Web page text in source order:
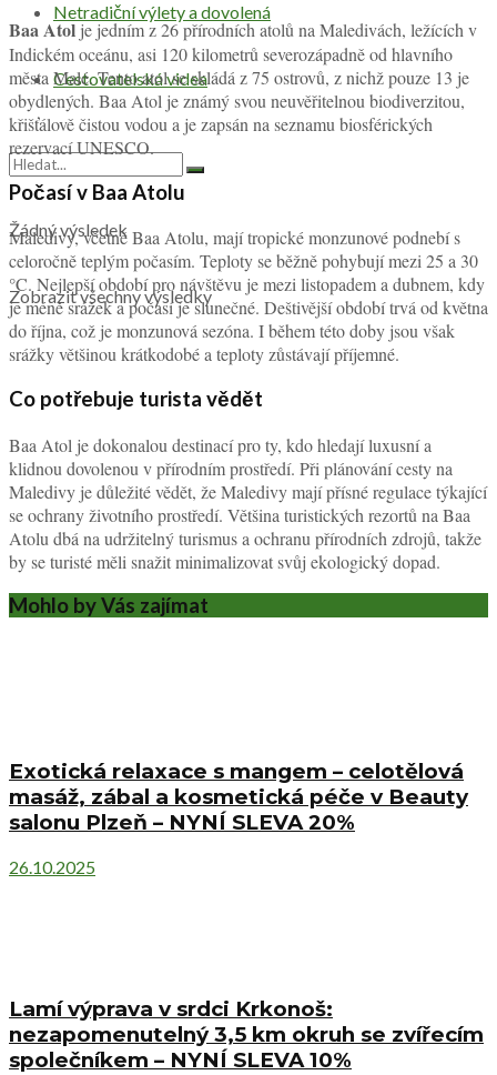
Netradiční výlety a dovolená
Cestovatelská videa
Žádný výsledek
Zobrazit všechny výsledky
Baa Atol je jedním z 26 přírodních atolů na Maledivách, ležících v
Indickém oceánu, asi 120 kilometrů severozápadně od hlavního
města Malé. Tento atol se skládá z 75 ostrovů, z nichž pouze 13 je
obydlených. Baa Atol je známý svou neuvěřitelnou biodiverzitou,
křišťálově čistou vodou a je zapsán na seznamu biosférických
rezervací UNESCO.
Počasí v Baa Atolu
Maledivy, včetně Baa Atolu, mají tropické monzunové podnebí s
celoročně teplým počasím. Teploty se běžně pohybují mezi 25 a 30
°C. Nejlepší období pro návštěvu je mezi listopadem a dubnem, kdy
je méně srážek a počasí je slunečné. Deštivější období trvá od května
do října, což je monzunová sezóna. I během této doby jsou však
srážky většinou krátkodobé a teploty zůstávají příjemné.
Co potřebuje turista vědět
Baa Atol je dokonalou destinací pro ty, kdo hledají luxusní a
klidnou dovolenou v přírodním prostředí. Při plánování cesty na
Maledivy je důležité vědět, že Maledivy mají přísné regulace týkající
se ochrany životního prostředí. Většina turistických rezortů na Baa
Atolu dbá na udržitelný turismus a ochranu přírodních zdrojů, takže
by se turisté měli snažit minimalizovat svůj ekologický dopad.
Mohlo by Vás zajímat
Exotická relaxace s mangem – celotělová
masáž, zábal a kosmetická péče v Beauty
salonu Plzeň – NYNÍ SLEVA 20%
26.10.2025
Lamí výprava v srdci Krkonoš:
nezapomenutelný 3,5 km okruh se zvířecím
společníkem – NYNÍ SLEVA 10%